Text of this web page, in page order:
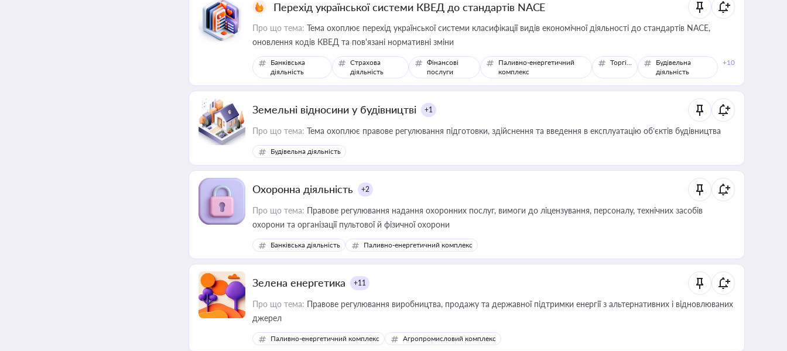
Перехід української системи КВЕД до стандартів NACE
Про що тема: Тема охоплює перехід української системи класифікації видів економічної діяльності до стандартів NACE,
оновлення кодів КВЕД та пов'язані нормативні зміни
Банківська
діяльність
Страхова
діяльність
Фінансові
послуги
Паливно-енергетичний
комплекс
Торгівля
Будівельна
діяльність
+10
Земельні відносини у будівництві +1
Про що тема: Тема охоплює правове регулювання підготовки, здійснення та введення в експлуатацію об’єктів будівництва
Будівельна діяльність
Охоронна діяльність +2
Про що тема: Правове регулювання надання охоронних послуг, вимоги до ліцензування, персоналу, технічних засобів
охорони та організації пультової й фізичної охорони
Банківська діяльність Паливно-енергетичний комплекс
Зелена енергетика +11
Про що тема: Правове регулювання виробництва, продажу та державної підтримки енергії з альтернативних і відновлюваних
джерел
Паливно-енергетичний комплекс Агропромисловий комплекс